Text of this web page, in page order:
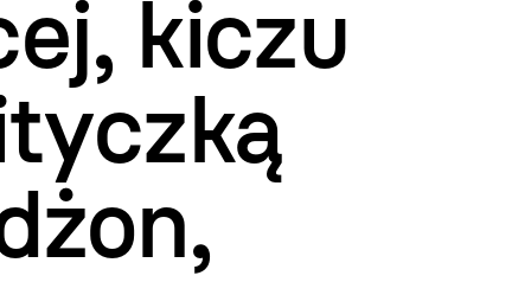
kiczu